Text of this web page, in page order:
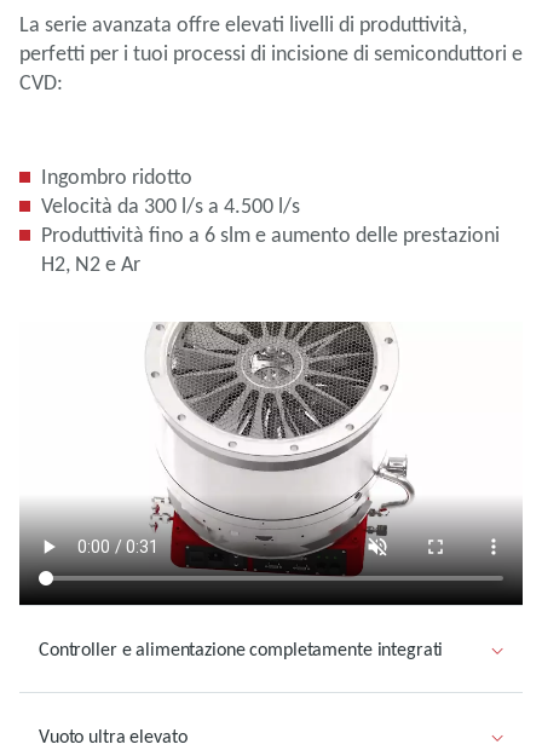
La serie avanzata offre elevati livelli di produttività,
perfetti per i tuoi processi di incisione di semiconduttori e
CVD:
Ingombro ridotto
Velocità da 300 l/s a 4.500 l/s
Produttività fino a 6 slm e aumento delle prestazioni
H2, N2 e Ar
Controller e alimentazione completamente integrati
Vuoto ultra elevato